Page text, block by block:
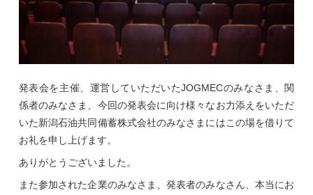
発表会を主催、運営していただいたJOGMECのみなさま、関
係者のみなさま、今回の発表会に向け様々なお力添えをいただ
いた新潟石油共同備蓄株式会社のみなさまにはこの場を借りて
お礼を申し上げます。
ありがとうございました。
また参加された企業のみなさま、発表者のみなさん、本当にお